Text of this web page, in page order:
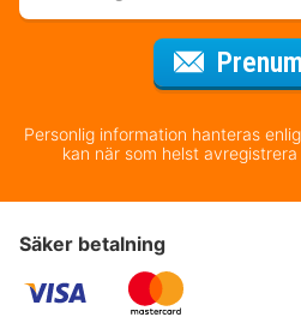
Personlig information hanteras
kan när som helst
Säker betalning